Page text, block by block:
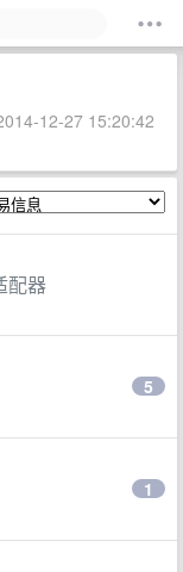
12-27 15:20:42
配器
5
1